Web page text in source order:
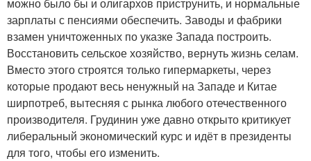
зарплаты с пенсиями обеспечить. Заводы и фабрики
взамен уничтоженных по указке Запада построить.
Восстановить сельское хозяйство, вернуть жизнь селам.
Вместо этого строятся только гипермаркеты, через
которые продают весь ненужный на Западе и Китае
ширпотреб, вытесняя с рынка любого отечественного
производителя. Грудинин уже давно открыто критикует
либеральный экономический курс и идёт в президенты
для того, чтобы его изменить.